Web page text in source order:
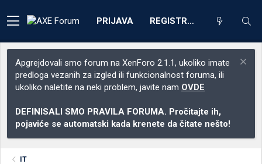
PRIJAVA REGISTRACIJA
Apgrejdovali smo forum na XenForo 2.1.1, ukoliko imate
predloga vezanih za izgled ili funkcionalnost foruma, ili
ukoliko naletite na neki problem, javite nam OVDE
DEFINISALI SMO PRAVILA FORUMA. Pročitajte ih,
pojaviće se automatski kada krenete da čitate nešto!
IT